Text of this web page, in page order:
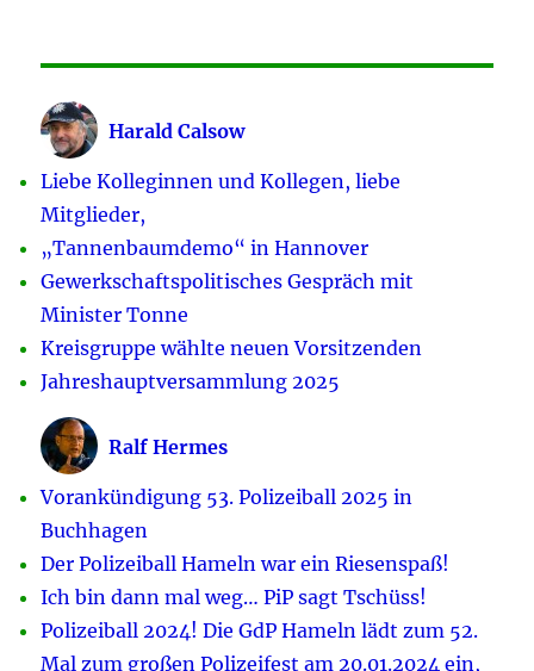
Harald Calsow
Liebe Kolleginnen und Kollegen, liebe
Mitglieder,
„Tannenbaumdemo“ in Hannover
Gewerkschaftspolitisches Gespräch mit
Minister Tonne
Kreisgruppe wählte neuen Vorsitzenden
Jahreshauptversammlung 2025
Ralf Hermes
Vorankündigung 53. Polizeiball 2025 in
Buchhagen
Der Polizeiball Hameln war ein Riesenspaß!
Ich bin dann mal weg… PiP sagt Tschüss!
Polizeiball 2024! Die GdP Hameln lädt zum 52.
Mal zum großen Polizeifest am 20.01.2024 ein,